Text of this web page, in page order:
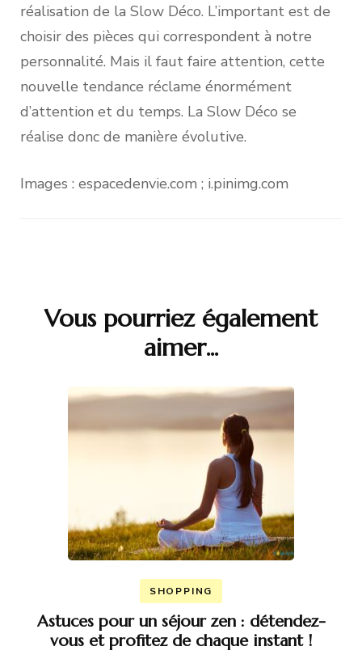
réalisation de la Slow Déco. L’important est de
choisir des pièces qui correspondent à notre
personnalité. Mais il faut faire attention, cette
nouvelle tendance réclame énormément
d’attention et du temps. La Slow Déco se
réalise donc de manière évolutive.
Images : espacedenvie.com ; i.pinimg.com
Navigation
Vous pourriez également
aimer...
SHOPPING
Astuces pour un séjour zen : détendez-
vous et profitez de chaque instant !